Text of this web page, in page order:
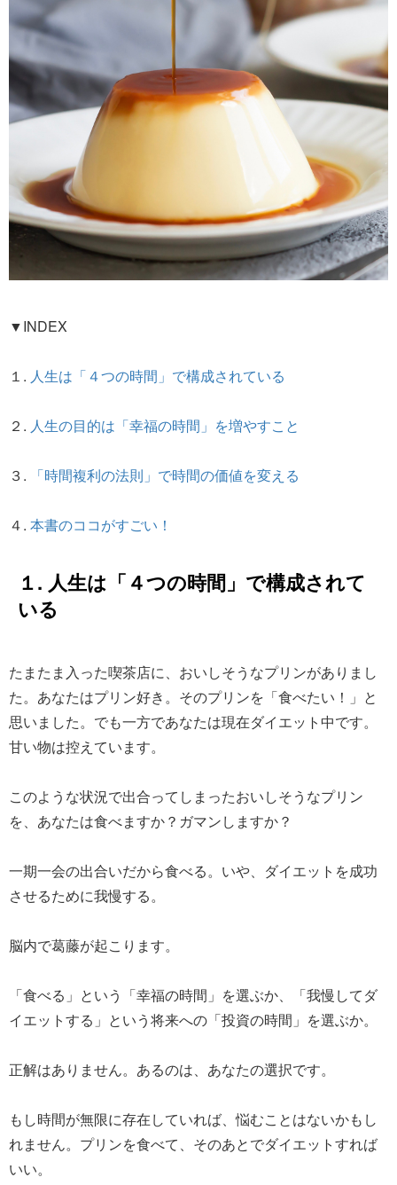
▼INDEX
１. 人生は「４つの時間」で構成されている
２. 人生の目的は「幸福の時間」を増やすこと
３. 「時間複利の法則」で時間の価値を変える
４. 本書のココがすごい！
１. 人生は「４つの時間」で構成されて
いる
たまたま入った喫茶店に、おいしそうなプリンがありまし
た。あなたはプリン好き。そのプリンを「食べたい！」と
思いました。でも一方であなたは現在ダイエット中です。
甘い物は控えています。
このような状況で出合ってしまったおいしそうなプリン
を、あなたは食べますか？ガマンしますか？
一期一会の出合いだから食べる。いや、ダイエットを成功
させるために我慢する。
脳内で葛藤が起こります。
「食べる」という「幸福の時間」を選ぶか、「我慢してダ
イエットする」という将来への「投資の時間」を選ぶか。
正解はありません。あるのは、あなたの選択です。
もし時間が無限に存在していれば、悩むことはないかもし
れません。プリンを食べて、そのあとでダイエットすれば
いい。